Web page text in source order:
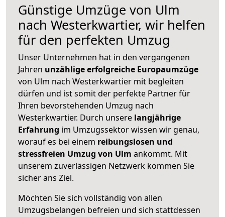
Günstige Umzüge von Ulm
nach Westerkwartier, wir helfen
für den perfekten Umzug
Unser Unternehmen hat in den vergangenen
Jahren unzählige erfolgreiche Europaumzüge
von Ulm nach Westerkwartier mit begleiten
dürfen und ist somit der perfekte Partner für
Ihren bevorstehenden Umzug nach
Westerkwartier. Durch unsere langjährige
Erfahrung im Umzugssektor wissen wir genau,
worauf es bei einem reibungslosen und
stressfreien Umzug von Ulm ankommt. Mit
unserem zuverlässigen Netzwerk kommen Sie
sicher ans Ziel.
Möchten Sie sich vollständig von allen
Umzugsbelangen befreien und sich stattdessen